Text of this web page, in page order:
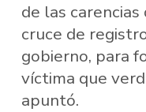
de las
cruce de
gobierno, para
víctima que
apuntó.